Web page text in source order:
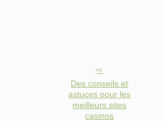
Des conseils et
astuces pour les
meilleurs sites
casinos